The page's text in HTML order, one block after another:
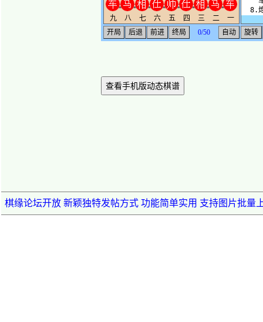
查看手机版动态棋谱
棋缘论坛开放 新颖独特发帖方式 功能简单实用 支持图片批量